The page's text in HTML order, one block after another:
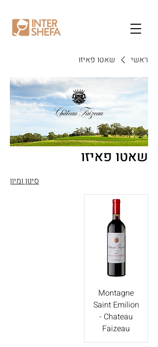
ראשי שאטו פאיזו
שאטו פאיזו
סינון ומיון
Montagne
Saint Emilion
- Chateau
Faizeau